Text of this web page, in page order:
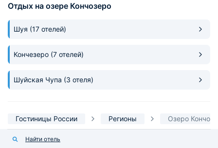
Отдых на озере Кончозеро
Шуя (17 отелей)
Кончезеро (7 отелей)
Шуйская Чупа (3 отеля)
Гостиницы России Регионы Озеро
Найти отель